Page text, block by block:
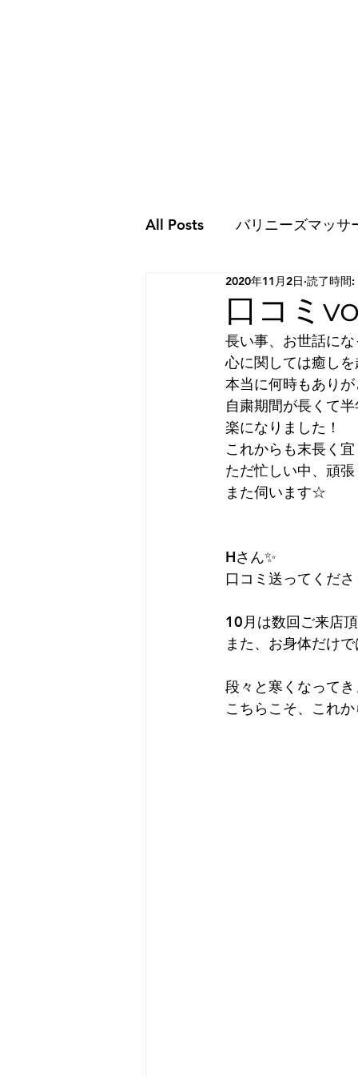
All Posts バリニーズマッサ
ココロのこと ココロの
スピリチュアルな世界
プライベート 無題の
口コミ
2020年11月2日 読了時間:
長い事、お世話に
心に関しては癒し
本当に何時もありが
自粛期間が長くて
楽になりました！
これからも末長く
ただ忙しい中、頑
また伺います☆
Hさん✨
口コミ送ってくだ
10月は数回ご来店
また、お身体だけ
段々と寒くなって
こちらこそ、これ